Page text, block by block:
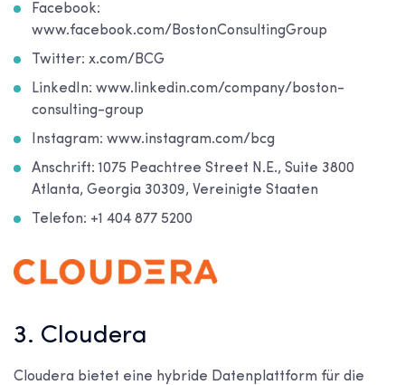
Facebook:
www.facebook.com/BostonConsultingGroup
Twitter: x.com/BCG
LinkedIn: www.linkedin.com/company/boston-
consulting-group
Instagram: www.instagram.com/bcg
Anschrift: 1075 Peachtree Street N.E., Suite 3800
Atlanta, Georgia 30309, Vereinigte Staaten
Telefon: +1 404 877 5200
3. Cloudera
Cloudera bietet eine hybride Datenplattform für die